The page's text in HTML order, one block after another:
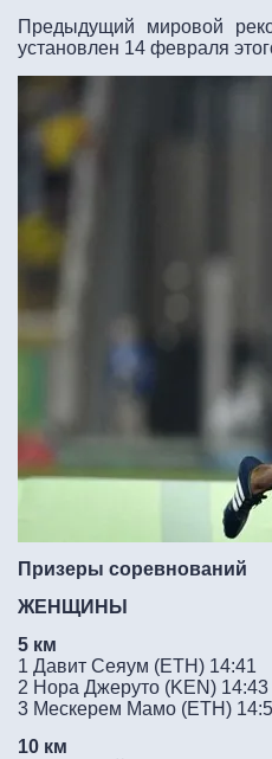
Предыдущий мировой
установлен 14 февраля
Призеры соревнований
ЖЕНЩИНЫ
5 км
1 Давит Сеяум (ETH) 14:41
2 Нора Джеруто (KEN) 14:43
3 Мескерем Мамо (ETH)
10 км